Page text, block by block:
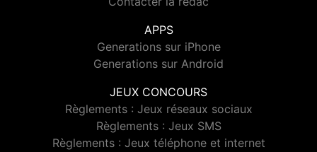
APPS
Generations sur iPhone
Generations sur Android
JEUX CONCOURS
Règlements : Jeux réseaux sociaux
Règlements : Jeux SMS
Règlements : Jeux téléphone et internet